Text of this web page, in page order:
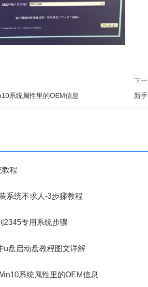
系统属性里的OEM信息
下
新
教程
系统不求人-3步骤教程
2345专用系统步骤
u盘启动盘教程图文详解
系统属性里的OEM信息